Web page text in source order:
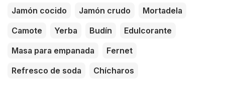
Jamón cocido
Jamón crudo
Mortadela
Camote
Yerba Budín
Edulcorante
Masa para empanada
Fernet
Refresco de soda
Chícharos